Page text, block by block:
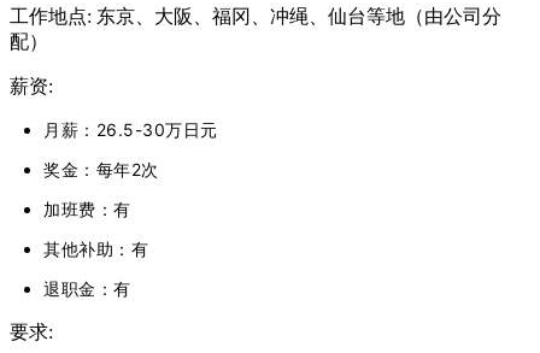
工作地点: 东京、大阪、福冈、冲绳、仙台等地（由公司分
配）
薪资:
月薪：26.5-30万日元
奖金：每年2次
加班费：有
其他补助：有
退职金：有
要求: